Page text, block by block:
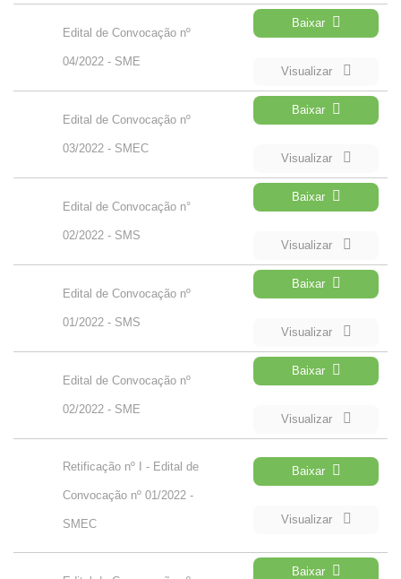
Edital de Convocação nº
04/2022 - SME
Baixar
Visualizar
Edital de Convocação nº
03/2022 - SMEC
Baixar
Visualizar
Edital de Convocação n°
02/2022 - SMS
Baixar
Visualizar
Edital de Convocação nº
01/2022 - SMS
Baixar
Visualizar
Edital de Convocação nº
02/2022 - SME
Baixar
Visualizar
Retificação nº I - Edital de
Convocação nº 01/2022 -
SMEC
Baixar
Visualizar
Baixar